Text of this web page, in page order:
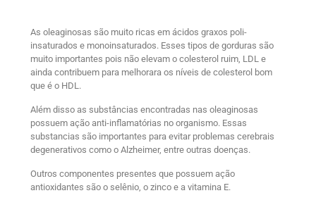
As oleaginosas são muito ricas em ácidos graxos poli-
insaturados e monoinsaturados. Esses tipos de gorduras são
muito importantes pois não elevam o colesterol ruim, LDL e
ainda contribuem para melhorara os níveis de colesterol bom
que é o HDL.
Além disso as substâncias encontradas nas oleaginosas
possuem ação anti-inflamatórias no organismo. Essas
substancias são importantes para evitar problemas cerebrais
degenerativos como o Alzheimer, entre outras doenças.
Outros componentes presentes que possuem ação
antioxidantes são o selênio, o zinco e a vitamina E.